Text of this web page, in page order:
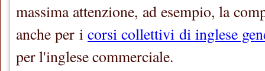
massima attenzione, ad esempio, la
anche per i corsi collettivi di inglese
per l'inglese commerciale.